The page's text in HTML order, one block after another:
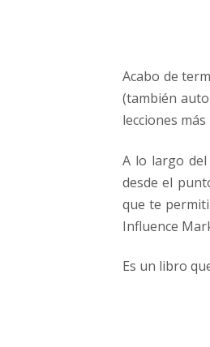
k
e
t
g
-
p
o
F
e
Acabo de
(también
lecciones
A lo largo
desde el
que te
Influence
Es un libro